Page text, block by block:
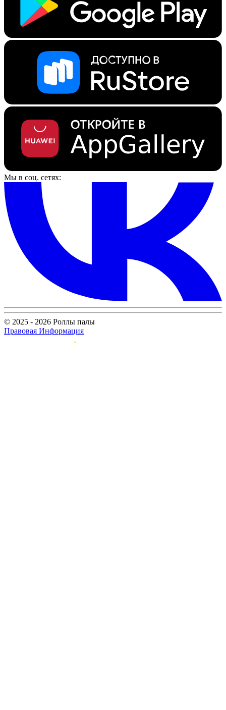
Мы в соц. сетях:
© 2025 - 2026 Роллы палы
Правовая Информация